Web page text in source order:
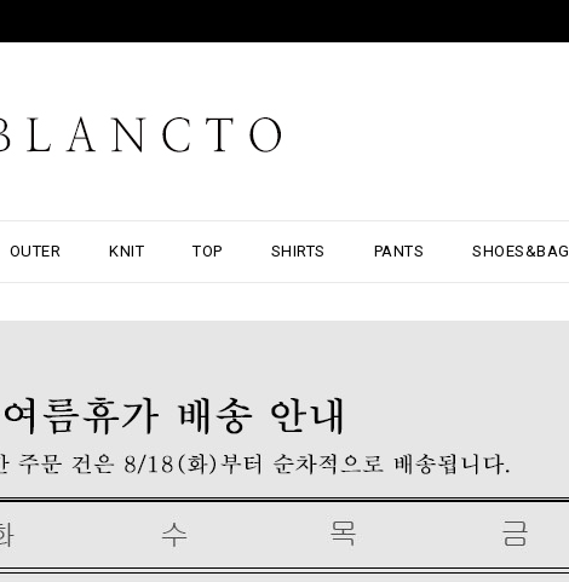
OUTER KNIT TOP SHIRTS PANTS SHOES&BAG